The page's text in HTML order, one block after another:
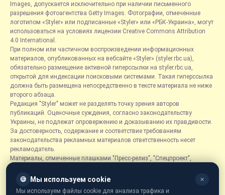
Images, допускается исключительно при наличии письменного
разрешения фотоагентства Getty Images. Фотографии, отмеченные
логотипом «Styler» или подписанные «Styler» или «РБК-Украина», могут
использоваться на условиях лицензии Creative Commons Attribution
4.0 International.
При полном или частичном воспроизведении информационных
материалов, опубликованных на вебсайте «Styler» (styler.rbc.ua),
обязательно размещение активной гиперссылки на styler.rbc.ua,
открытой для индексации поисковыми системами. Такая гиперссылка
должна быть размещена непосредственно в тексте материала не ниже
второго абзаца.
Редакция "Styler" может не разделять точку зрения авторов
публикаций. Оценочные суждения, согласно законодательству
Украины, не подлежат опровержению и доказыванию их правдивости.
За достоверность, содержание и соответствие требованиям
законодательства рекламных материалов ответственность несет
рекламодатель.
Материалы, отмеченные плашками "Пресс-релиз", "Спецпроект",
размещаются на правах рекламы.
Рубрика «Новости компаний» является информационным форматом,
🍪 Мы используем cookie ✕
Мы используем файлы cookie для анализа трафика и